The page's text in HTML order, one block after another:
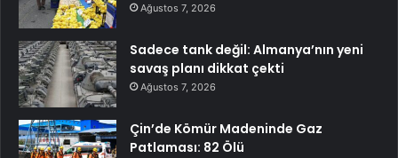
Ağustos 7, 2026
Sadece tank değil: Almanya’nın yeni
savaş planı dikkat çekti
Ağustos 7, 2026
Çin’de Kömür Madeninde Gaz
Patlaması: 82 Ölü